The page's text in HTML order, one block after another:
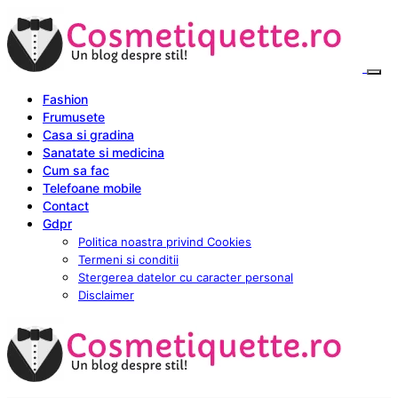
Fashion
Frumusete
Casa si gradina
Sanatate si medicina
Cum sa fac
Telefoane mobile
Contact
Gdpr
Politica noastra privind Cookies
Termeni si conditii
Stergerea datelor cu caracter personal
Disclaimer